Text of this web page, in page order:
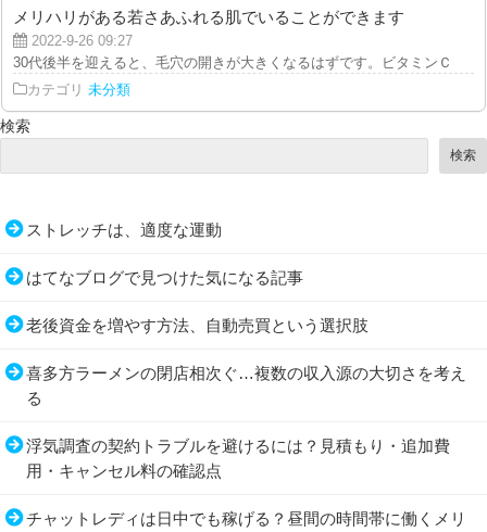
メリハリがある若さあふれる肌でいることができます
2022-9-26 09:27
30代後半を迎えると、毛穴の開きが大きくなるはずです。ビタミンＣが含
カテゴリ 未分類
検索
検索
ストレッチは、適度な運動
はてなブログで見つけた気になる記事
老後資金を増やす方法、自動売買という選択肢
喜多方ラーメンの閉店相次ぐ…複数の収入源の大切さを考え
る
浮気調査の契約トラブルを避けるには？見積もり・追加費
用・キャンセル料の確認点
チャットレディは日中でも稼げる？昼間の時間帯に働くメリ